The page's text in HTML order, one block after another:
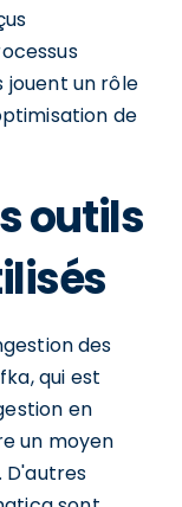
jouent un rôle
de
outils
des
qui est
en
un moyen
D'autres